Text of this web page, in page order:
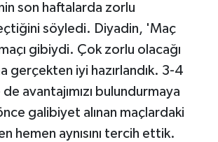
son haftalarda zorlu
söyledi. Diyadin, 'Maç
gibiydi. Çok zorlu olacağı
gerçekten iyi hazırlandık. 3-4
avantajımızı bulundurmaya
galibiyet alınan maçlardaki
hemen aynısını tercih ettik.